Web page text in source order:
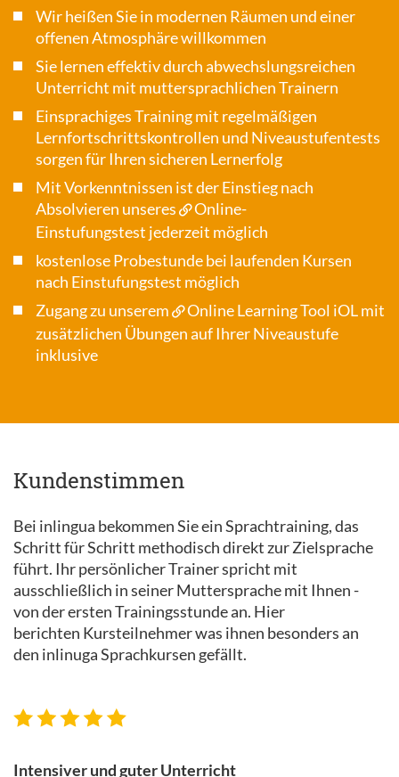
Wir heißen Sie in modernen Räumen und einer
offenen Atmosphäre willkommen
Sie lernen effektiv durch abwechslungsreichen
Unterricht mit muttersprachlichen Trainern
Einsprachiges Training mit regelmäßigen
Lernfortschrittskontrollen und Niveaustufentests
sorgen für Ihren sicheren Lernerfolg
Mit Vorkenntnissen ist der Einstieg nach
Absolvieren unseres
Online-
Einstufungstest jederzeit möglich
kostenlose Probestunde bei laufenden Kursen
nach Einstufungstest möglich
Zugang zu unserem
Online Learning Tool iOLmit
zusätzlichen Übungen auf Ihrer Niveaustufe
inklusive
Kundenstimmen
Bei inlingua bekommen Sie ein Sprachtraining, das
Schritt für Schritt methodisch direkt zur Zielsprache
führt. Ihr persönlicher Trainer spricht mit
ausschließlich in seiner Muttersprache mit Ihnen -
von der ersten Trainingsstunde an. Hier
berichten Kursteilnehmer was ihnen besonders an
den inlinuga Sprachkursen gefällt.
Intensiver und guter Unterricht